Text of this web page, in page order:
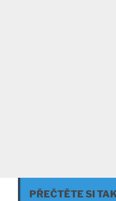
PŘEČTĚTE SI